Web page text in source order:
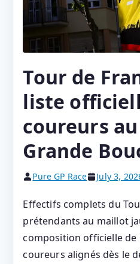
Tour de
liste
coureurs
Grande
Pure GP Race July 3,
Effectifs complets du
prétendants au maillot
composition officielle de
coureurs alignés dès le